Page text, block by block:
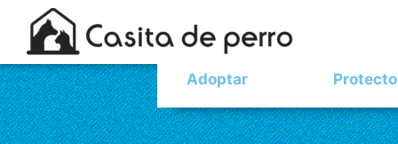
Adoptar